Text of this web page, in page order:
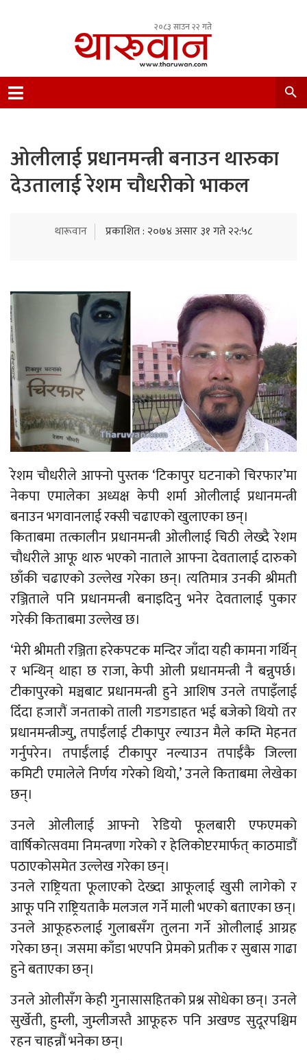
२०८३ साउन २२ गते
Nepal.
ओलीलाई प्रधानमन्त्री बनाउन थारुका
देउतालाई रेशम चौधरीको भाकल
थारूवान प्रकाशित : २०७४ असार ३१ गते २२:५८
रेशम चौधरीले आफ्नो पुस्तक ‘टिकापुर घटनाको चिरफार’मा
नेकपा एमालेका अध्यक्ष केपी शर्मा ओलीलाई प्रधानमन्त्री
बनाउन भगवानलाई रक्सी चढाएको खुलाएका छन्।
किताबमा तत्कालीन प्रधानमन्त्री ओलीलाई चिठी लेख्दै रेशम
चौधरीले आफू थारु भएको नाताले आफ्ना देवतालाई दारुको
छाँकी चढाएको उल्लेख गरेका छन्। त्यतिमात्र उनकी श्रीमती
रञ्जिताले पनि प्रधानमन्त्री बनाइदिनु भनेर देवतालाई पुकार
गरेकी किताबमा उल्लेख छ।
‘मेरी श्रीमती रञ्जिता हरेकपटक मन्दिर जाँदा यही कामना गर्थिन्
र भन्थिन् थाहा छ राजा, केपी ओली प्रधानमन्त्री नै बन्नुपर्छ।
टीकापुरको मञ्चबाट प्रधानमन्त्री हुने आशिष उनले तपाइँलाई
दिँदा हजारौं जनताको ताली गडगडाहत भई बजेको थियो तर
प्रधानमन्त्रीज्यु, तपाईँलाई टीकापुर ल्याउन मैले कम्ति मेहनत
गर्नुपरेन। तपाईँलाई टीकापुर नल्याउन तपाईँकै जिल्ला
कमिटी एमालेले निर्णय गरेको थियो,’ उनले किताबमा लेखेका
छन्।
उनले ओलीलाई आफ्नो रेडियो फूलबारी एफएमको
वार्षिकोत्सवमा निमन्त्रणा गरेको र हेलिकोप्टरमार्फत् काठमाडौं
पठाएकोसमेत उल्लेख गरेका छन्।
उनले राष्ट्रियता फूलाएको देख्दा आफूलाई खुसी लागेको र
आफू पनि राष्ट्रियताकै मलजल गर्ने माली भएको बताएका छन्।
उनले आफूहरुलाई गुलाबसँग तुलना गर्ने ओलीलाई आग्रह
गरेका छन्। जसमा काँडा भएपनि प्रेमको प्रतीक र सुबास गाढा
हुने बताएका छन्।
उनले ओलीसँग केही गुनासासहितको प्रश्न सोधेका छन्। उनले
सुर्खेती, हुम्ली, जुम्लीजस्तै आफूहरु पनि अखण्ड सुदूरपश्चिम
रहन चाहन्नौं भनेका छन्।